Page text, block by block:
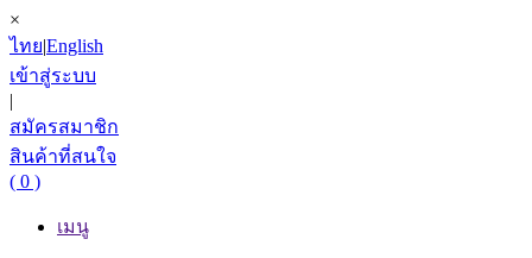
×
ไทย|English
เข้าสู่ระบบ
|
สมัครสมาชิก
สินค้าที่สนใจ
( 0 )
เมนู